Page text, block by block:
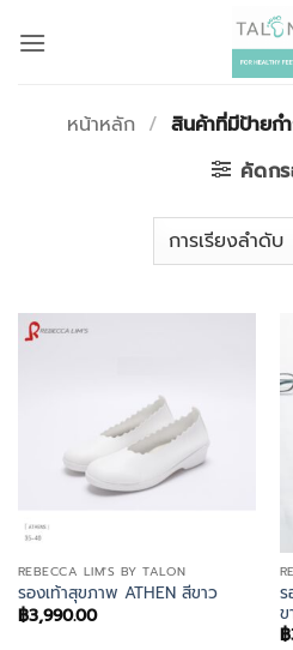
หน้าหลัก / สินค้าที่มีป้ายก
คัดก
REBECCA LIM'S BY TALON
รองเท้าสุขภาพ ATHEN สีขาว
฿3,990.00
ร
ข
฿